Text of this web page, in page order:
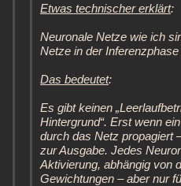
Etwas technischer erklärt:
Neuronale Netze wie ich
Netze in der
Das bedeutet:
Es gibt keinen
Hintergrund“. Erst wenn
durch das Netz propagiert
zur Ausgabe. Jedes
Aktivierung, abhängig von
Gewichtungen – aber nur